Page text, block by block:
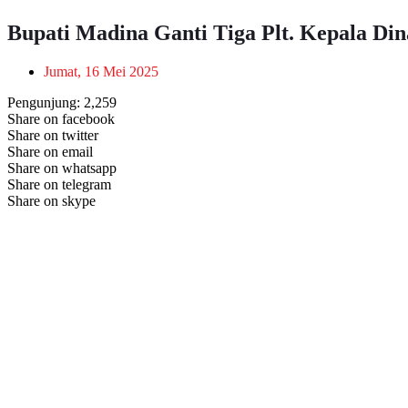
Bupati Madina Ganti Tiga Plt. Kepala
Jumat, 16 Mei 2025
Pengunjung: 2,259
Share on facebook
Share on twitter
Share on email
Share on whatsapp
Share on telegram
Share on skype